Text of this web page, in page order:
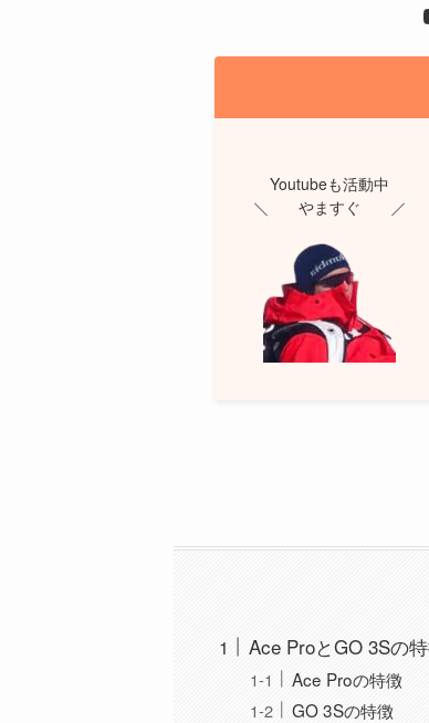
Youtubeも活動中
やますぐ
Ace ProとGO 3Sの
Ace Proの特徴
GO 3Sの特徴